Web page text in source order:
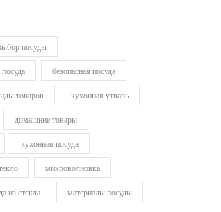
посуды
посуда безопасная посуда
товаров кухонная утварь
домашние товары
кухонная посуда
микроволновка
из стекла материалы посуды